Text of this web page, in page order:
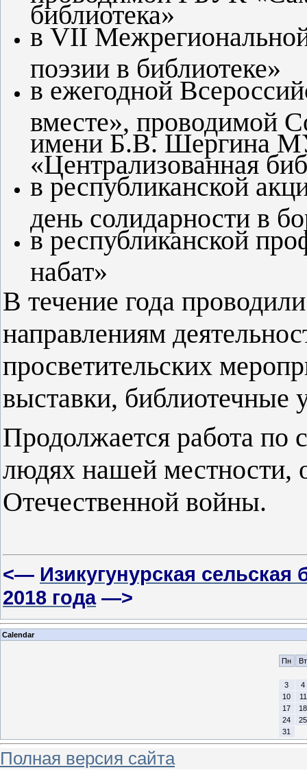
библиотека»
в VII
поэзии в библиотеке»
в ежегодной
вместе», проводимой
имени Б.В. Шергина
«Централизованная
в республиканской
день солидарности в
в республиканской
набат»
В течение года
направлениям
просветительских
выставки, библиотечные
Продолжается работа по
людях нашей местности,
Отечественной войны.
<— Изикугунурская сельская
2018 года—>
Calendar
Пн
Вт
3
4
10
11
17
18
24
25
31
Полная версия сайта